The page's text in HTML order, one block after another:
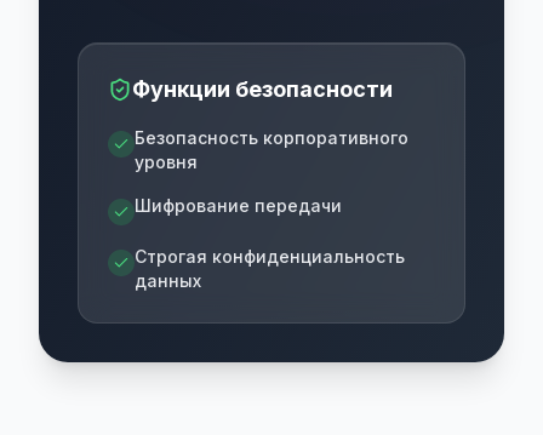
Функции безопасности
Безопасность корпоративного
уровня
Шифрование передачи
Строгая конфиденциальность
данных